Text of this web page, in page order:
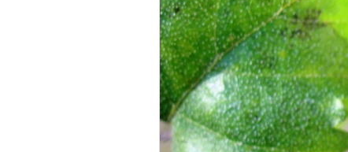
Lebensleichte Ernährung
Herzenslieder Bastelideen
Geschichtenkiste Gedichte,